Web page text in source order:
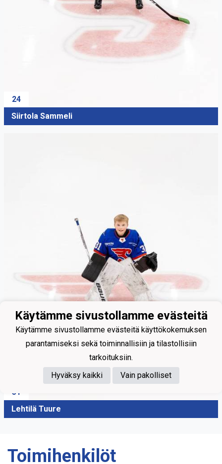
24
Siirtola Sammeli
31
Lehtilä Tuure
Toimihenkilöt
Käytämme sivustollamme evästeitä
Käytämme sivustollamme evästeitä käyttökokemuksen
parantamiseksi sekä toiminnallisiin ja tilastollisiin
tarkoituksiin.
Hyväksy kaikki
Vain pakolliset